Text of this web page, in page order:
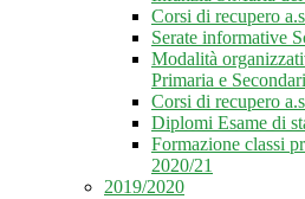
Corsi di recupero
Serate informative
Modalità
Primaria e
Corsi di recupero
Diplomi Esame di
Formazione classi
2020/21
2019/2020